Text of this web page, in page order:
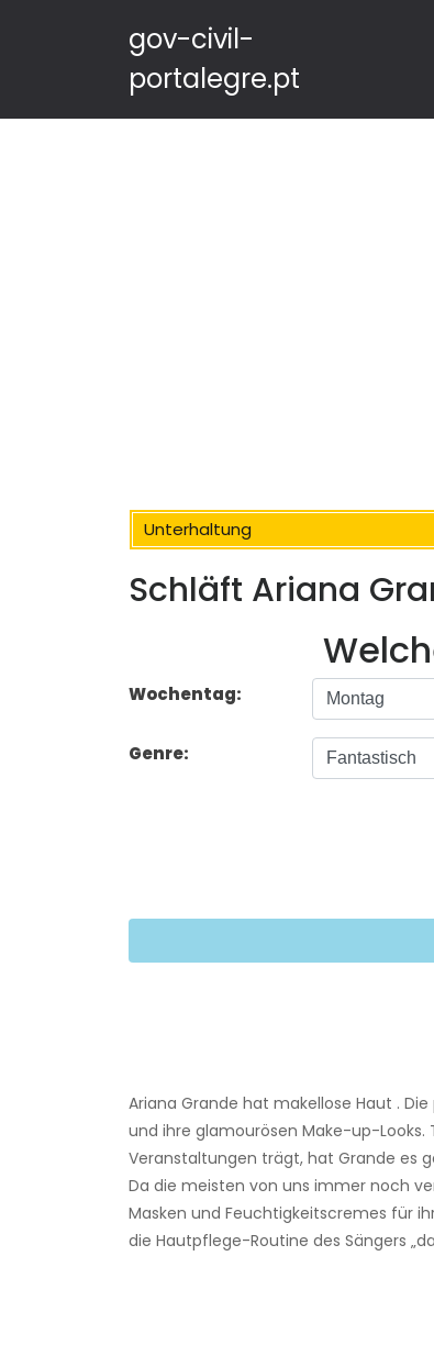
gov-civil-
portalegre.pt
Unterhaltung
Schläft Ariana
Wochentag:
Genre:
Ariana Grande hat makellose Haut .
und ihre glamourösen Make-up-Looks.
Veranstaltungen trägt, hat Grande es
Da die meisten von uns immer noch
Masken und Feuchtigkeitscremes für
die Hautpflege-Routine des Sängers